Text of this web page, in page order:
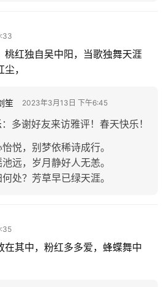
桃红独自吴中阳，当歌独舞天涯
，
笙 2023年3月13日 下午6:45
： 多谢好友来访雅评！春天快乐！
悦，别梦依稀诗成行。
远，岁月静好人无恙。
处？芳草早已绿天涯。
在其中，粉红多多爱，蜂蝶舞中